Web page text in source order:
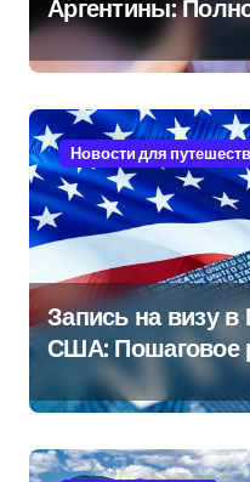
Аргентины:
руководство
Новости для
Запись на визу в
США: Пошаговое